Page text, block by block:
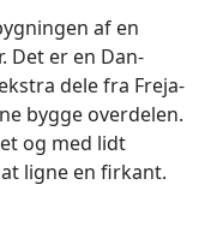
af en
Det er en Dan-
dele fra Freja-
bygge overdelen.
og med lidt
ligne en firkant.